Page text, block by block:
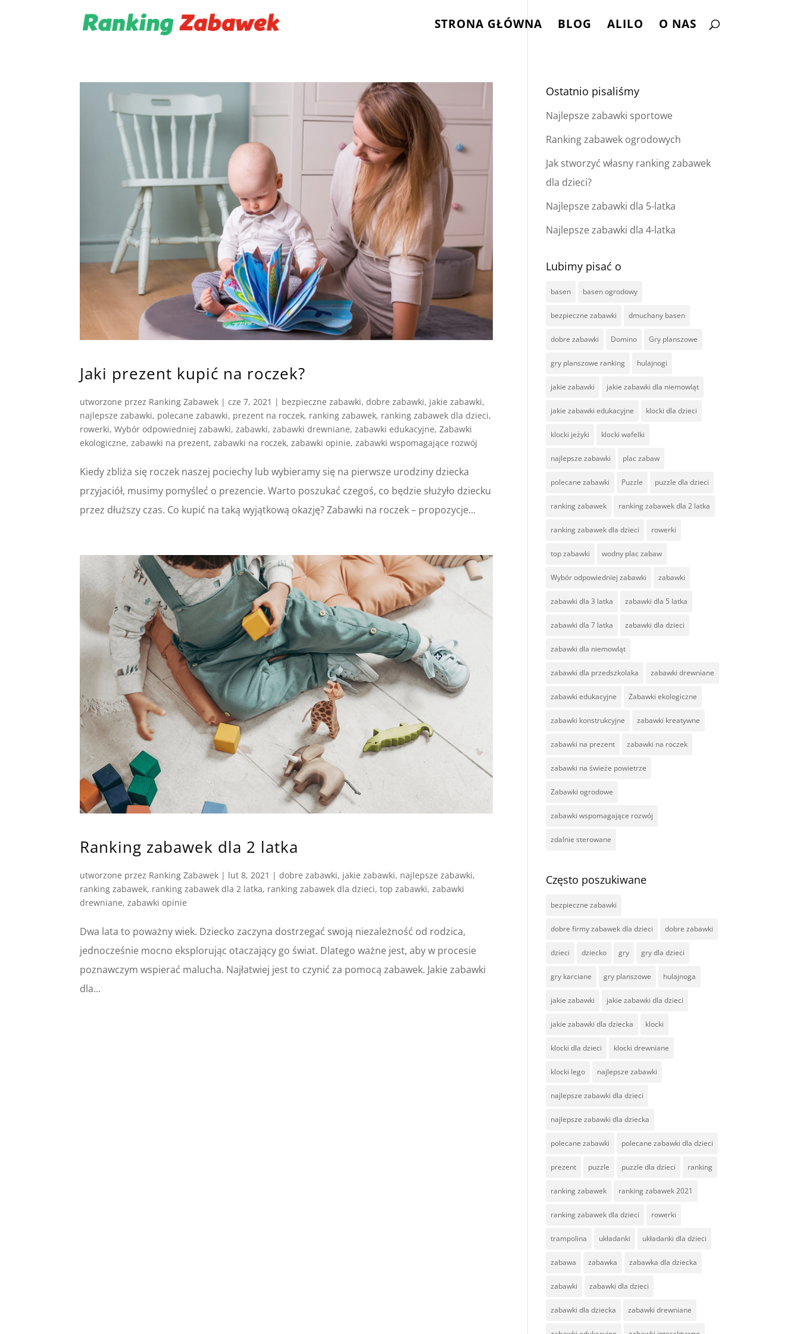
STRONA GŁÓWNA BLOG ALILO O NAS
Jaki prezent kupić na roczek?
utworzone przez Ranking Zabawek |cze 7, 2021 | bezpieczne zabawki,dobre zabawki, jakie zabawki,
najlepsze zabawki, polecane zabawki, prezent na roczek, ranking zabawek, ranking zabawek dla dzieci,
rowerki,Wybór odpowiedniej zabawki,zabawki,zabawki drewniane,zabawki edukacyjne,Zabawki
ekologiczne,zabawki na prezent,zabawki na roczek,zabawki opinie,zabawki wspomagające rozwój
Kiedy zbliża się roczek naszej pociechy lub wybieramy się na pierwsze urodziny dziecka
przyjaciół, musimy pomyśleć o prezencie. Warto poszukać czegoś, co będzie służyło dziecku
przez dłuższy czas. Co kupić na taką wyjątkową okazję? Zabawki na roczek – propozycje...
Ranking zabawek dla 2 latka
utworzone przez Ranking Zabawek | lut 8, 2021 |dobre zabawki, jakie zabawki, najlepsze zabawki,
ranking zabawek, ranking zabawek dla 2 latka, ranking zabawek dla dzieci,top zabawki,zabawki
drewniane,zabawki opinie
Dwa lata to poważny wiek. Dziecko zaczyna dostrzegać swoją niezależność od rodzica,
jednocześnie mocno eksplorując otaczający go świat. Dlatego ważne jest, aby w procesie
poznawczym wspierać malucha. Najłatwiej jest to czynić za pomocą zabawek. Jakie zabawki
dla...
Ostatnio pisaliśmy
Najlepsze zabawki sportowe
Ranking zabawek ogrodowych
Jak stworzyć własny ranking zabawek
dla dzieci?
Najlepsze zabawki dla 5-latka
Najlepsze zabawki dla 4-latka
Lubimy pisać o
basen basen ogrodowy
bezpieczne zabawki dmuchany basen
dobre zabawki Domino Gry planszowe
gry planszowe ranking hulajnogi
jakie zabawki jakie zabawki dla niemowląt
jakie zabawki edukacyjne klocki dla dzieci
klocki jeżyki klocki wafelki
najlepsze zabawki plac zabaw
polecane zabawki Puzzle puzzle dla dzieci
ranking zabawek ranking zabawek dla 2 latka
ranking zabawek dla dzieci rowerki
top zabawki wodny plac zabaw
Wybór odpowiedniej zabawki zabawki
zabawki dla 3 latka zabawki dla 5 latka
zabawki dla 7 latka zabawki dla dzieci
zabawki dla niemowląt
zabawki dla przedszkolaka zabawki drewniane
zabawki edukacyjne Zabawki ekologiczne
zabawki konstrukcyjne zabawki kreatywne
zabawki na prezent zabawki na roczek
zabawki na świeże powietrze
Zabawki ogrodowe
zabawki wspomagające rozwój
zdalnie sterowane
Często poszukiwane
bezpieczne zabawki
dobre firmy zabawek dla dzieci dobre zabawki
dzieci dziecko gry gry dla dzieci
gry karciane gry planszowe hulajnoga
jakie zabawki jakie zabawki dla dzieci
jakie zabawki dla dziecka klocki
klocki dla dzieci klocki drewniane
klocki lego najlepsze zabawki
najlepsze zabawki dla dzieci
najlepsze zabawki dla dziecka
polecane zabawki polecane zabawki dla dzieci
prezent puzzle puzzle dla dzieci ranking
ranking zabawek ranking zabawek 2021
ranking zabawek dla dzieci rowerki
trampolina układanki układanki dla dzieci
zabawa zabawka zabawka dla dziecka
zabawki zabawki dla dzieci
zabawki dla dziecka zabawki drewniane